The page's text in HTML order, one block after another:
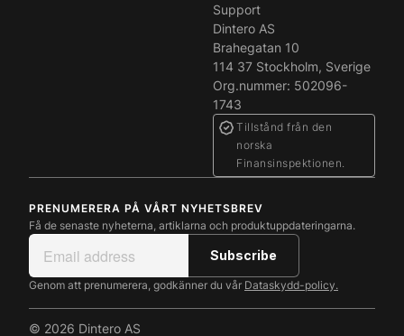
Support
Dintero AS
Brahegatan 10
114 37 Stockholm, Sverige
Org.nummer: 502096-
1743
Tillstånd från den
norska
Finansinspektionen.
PRENUMERERA PÅ VÅRT NYHETSBREV
Få de senaste nyheterna, artiklarna och produktuppdateringarna.
Genom att prenumerera, godkänner du vår Dataskydd-policy.
© 2026 Dintero AS